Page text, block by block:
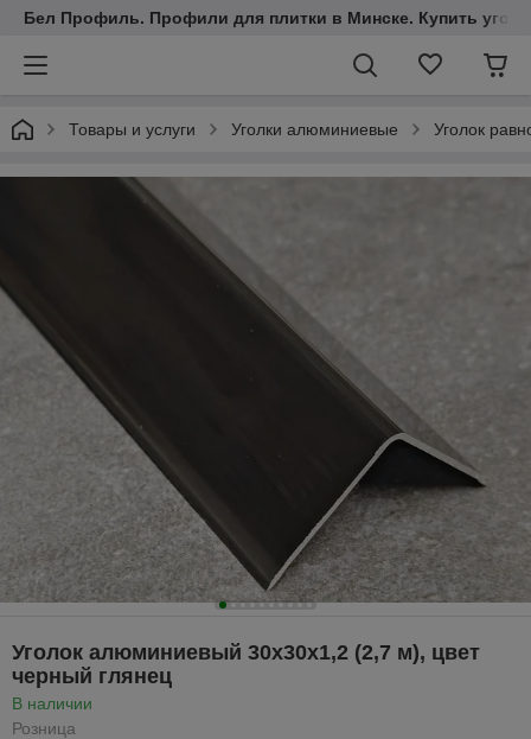
Бел Профиль. Профили для плитки в Минске. Купить
Товары и услуги Уголки алюминиевые Уголок
Уголок алюминиевый 30х30х1,2 (2,7 м), цвет
черный глянец
В наличии
Розница